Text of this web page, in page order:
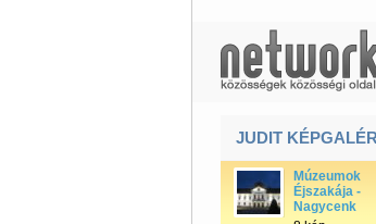
JUDIT
Múzeumok
Éjszakája -
Nagycenk